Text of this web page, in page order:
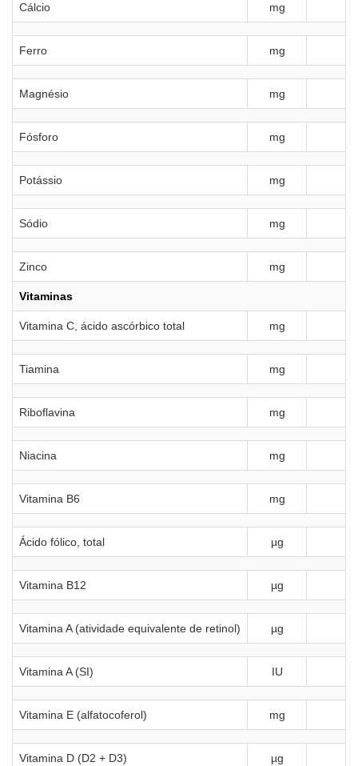
Cálcio mg
Ferro mg
Magnésio mg
Fósforo mg
Potássio mg
Sódio mg
Zinco mg
Vitaminas
Vitamina C, ácido ascórbico total mg
Tiamina mg
Riboflavina mg
Niacina mg
Vitamina B6 mg
Ácido fólico, total µg
Vitamina B12 µg
Vitamina A (atividade equivalente de retinol) µg
Vitamina A (SI) IU
Vitamina E (alfatocoferol) mg
Vitamina D (D2 + D3) µg